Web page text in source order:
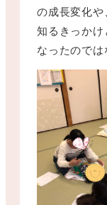
の成長変化
知るきっか
なったのでは